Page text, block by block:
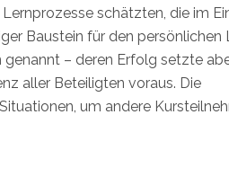
schätzten, die im
Baustein für den persönlichen
– deren Erfolg setzte
aller Beteiligten voraus. Die
um andere